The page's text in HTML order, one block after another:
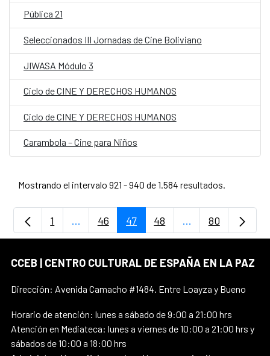
Pública 21
Seleccionados III Jornadas de Cine Boliviano
JIWASA Módulo 3
Ciclo de CINE Y DERECHOS HUMANOS
Ciclo de CINE Y DERECHOS HUMANOS
Carambola – Cine para Niños
Mostrando el intervalo 921 - 940 de 1.584 resultados.
Página
1 ...Páginas intermedias Use TAB para
Página
46 Página
47 Página
48 ...PáginasPágina
80
CCEB | CENTRO CULTURAL DE ESPAÑA EN LA PAZ
Dirección: Avenida Camacho #1484. Entre Loayza y Bueno
Horario de atención: lunes a sábado de 9:00 a 21:00 hrs
Atención en Mediateca: lunes a viernes de 10:00 a 21:00 hrs y
sábados de 10:00 a 18:00 hrs